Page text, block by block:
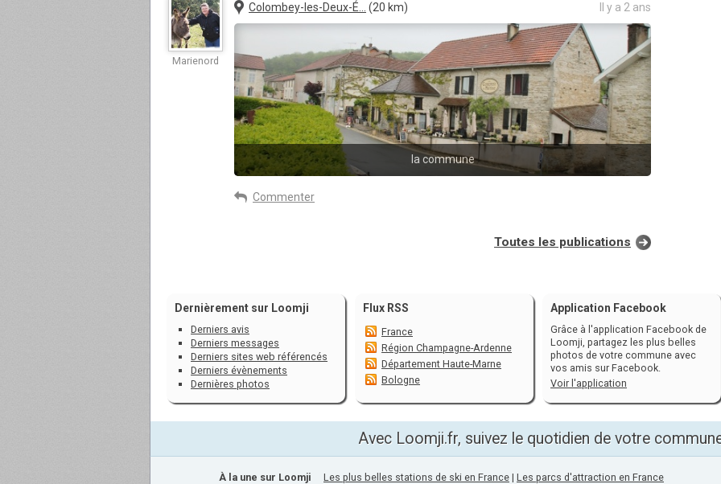
Marienord
Il y a 2 ans
Colombey-les-Deux-É... (20 km)
la commune
Commenter
Toutes les publications
Dernièrement sur Loomji
Derniers avis
Derniers messages
Derniers sites web référencés
Derniers évènements
Dernières photos
Flux RSS
France
Région Champagne-Ardenne
Département Haute-Marne
Bologne
Application Facebook
Grâce à l'application Facebook de
Loomji, partagez les plus belles
photos de votre commune avec
vos amis sur Facebook.
Voir l'application
Avec Loomji.fr, suivez le quotidien de votre
À la une sur Loomji Les plus belles stations de ski en France | Les parcs d'attraction en France